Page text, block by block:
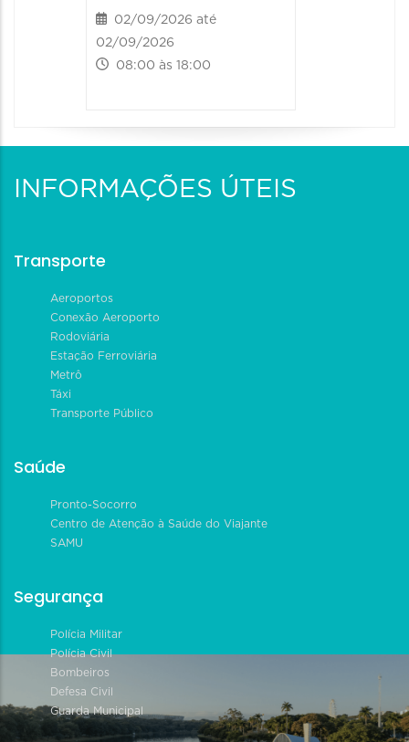
02/09/2026 até
02/09/2026
08:00 às 18:00
INFORMAÇÕES ÚTEIS
Transporte
Aeroportos
Conexão Aeroporto
Rodoviária
Estação Ferroviária
Metrô
Táxi
Transporte Público
Saúde
Pronto-Socorro
Centro de Atenção à Saúde do Viajante
SAMU
Segurança
Polícia Militar
Polícia Civil
Bombeiros
Defesa Civil
Guarda Municipal